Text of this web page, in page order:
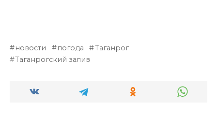
новости погода
Таганрог
Таганрогский залив